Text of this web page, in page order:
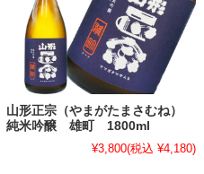
山形正宗（やまがたまさむね）
純米吟醸 雄町 1800ml
¥3,800(税込 ¥4,180)